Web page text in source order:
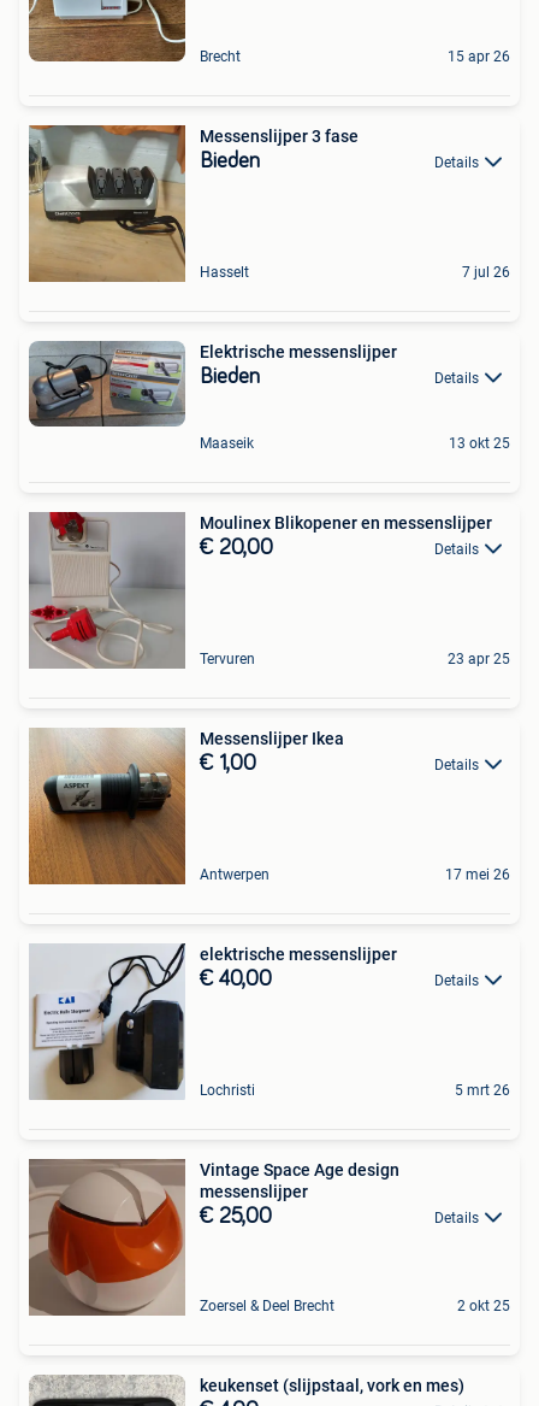
Brecht 15 apr 26
Messenslijper 3 fase
Bieden Details
Hasselt 7 jul 26
Elektrische messenslijper
Bieden Details
Maaseik 13 okt 25
Moulinex Blikopener en messenslijper
€ 20,00 Details
Tervuren 23 apr 25
Messenslijper Ikea
€ 1,00 Details
Antwerpen 17 mei 26
elektrische messenslijper
€ 40,00 Details
Lochristi 5 mrt 26
Vintage Space Age design
messenslijper
€ 25,00 Details
Zoersel & Deel Brecht 2 okt 25
keukenset (slijpstaal, vork en mes)